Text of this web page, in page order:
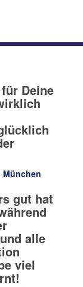
Deine
München
gut hat
alle
viel